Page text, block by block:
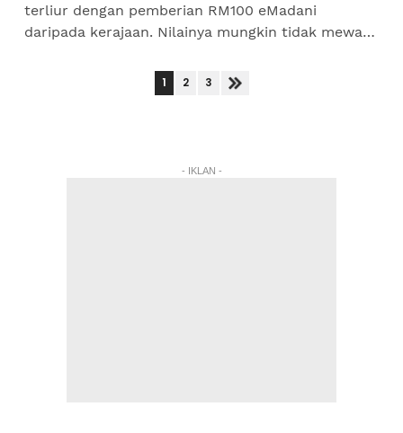
terliur dengan pemberian RM100 eMadani
daripada kerajaan. Nilainya mungkin tidak mewah,
1 2 3
- IKLAN -